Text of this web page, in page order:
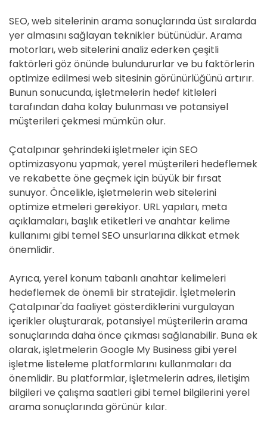
SEO, web sitelerinin arama sonuçlarında üst sıralarda
yer almasını sağlayan teknikler bütünüdür. Arama
motorları, web sitelerini analiz ederken çeşitli
faktörleri göz önünde bulundururlar ve bu faktörlerin
optimize edilmesi web sitesinin görünürlüğünü artırır.
Bunun sonucunda, işletmelerin hedef kitleleri
tarafından daha kolay bulunması ve potansiyel
müşterileri çekmesi mümkün olur.
Çatalpınar şehrindeki işletmeler için SEO
optimizasyonu yapmak, yerel müşterileri hedeflemek
ve rekabette öne geçmek için büyük bir fırsat
sunuyor. Öncelikle, işletmelerin web sitelerini
optimize etmeleri gerekiyor. URL yapıları, meta
açıklamaları, başlık etiketleri ve anahtar kelime
kullanımı gibi temel SEO unsurlarına dikkat etmek
önemlidir.
Ayrıca, yerel konum tabanlı anahtar kelimeleri
hedeflemek de önemli bir stratejidir. İşletmelerin
Çatalpınar'da faaliyet gösterdiklerini vurgulayan
içerikler oluşturarak, potansiyel müşterilerin arama
sonuçlarında daha önce çıkması sağlanabilir. Buna ek
olarak, işletmelerin Google My Business gibi yerel
işletme listeleme platformlarını kullanmaları da
önemlidir. Bu platformlar, işletmelerin adres, iletişim
bilgileri ve çalışma saatleri gibi temel bilgilerini yerel
arama sonuçlarında görünür kılar.